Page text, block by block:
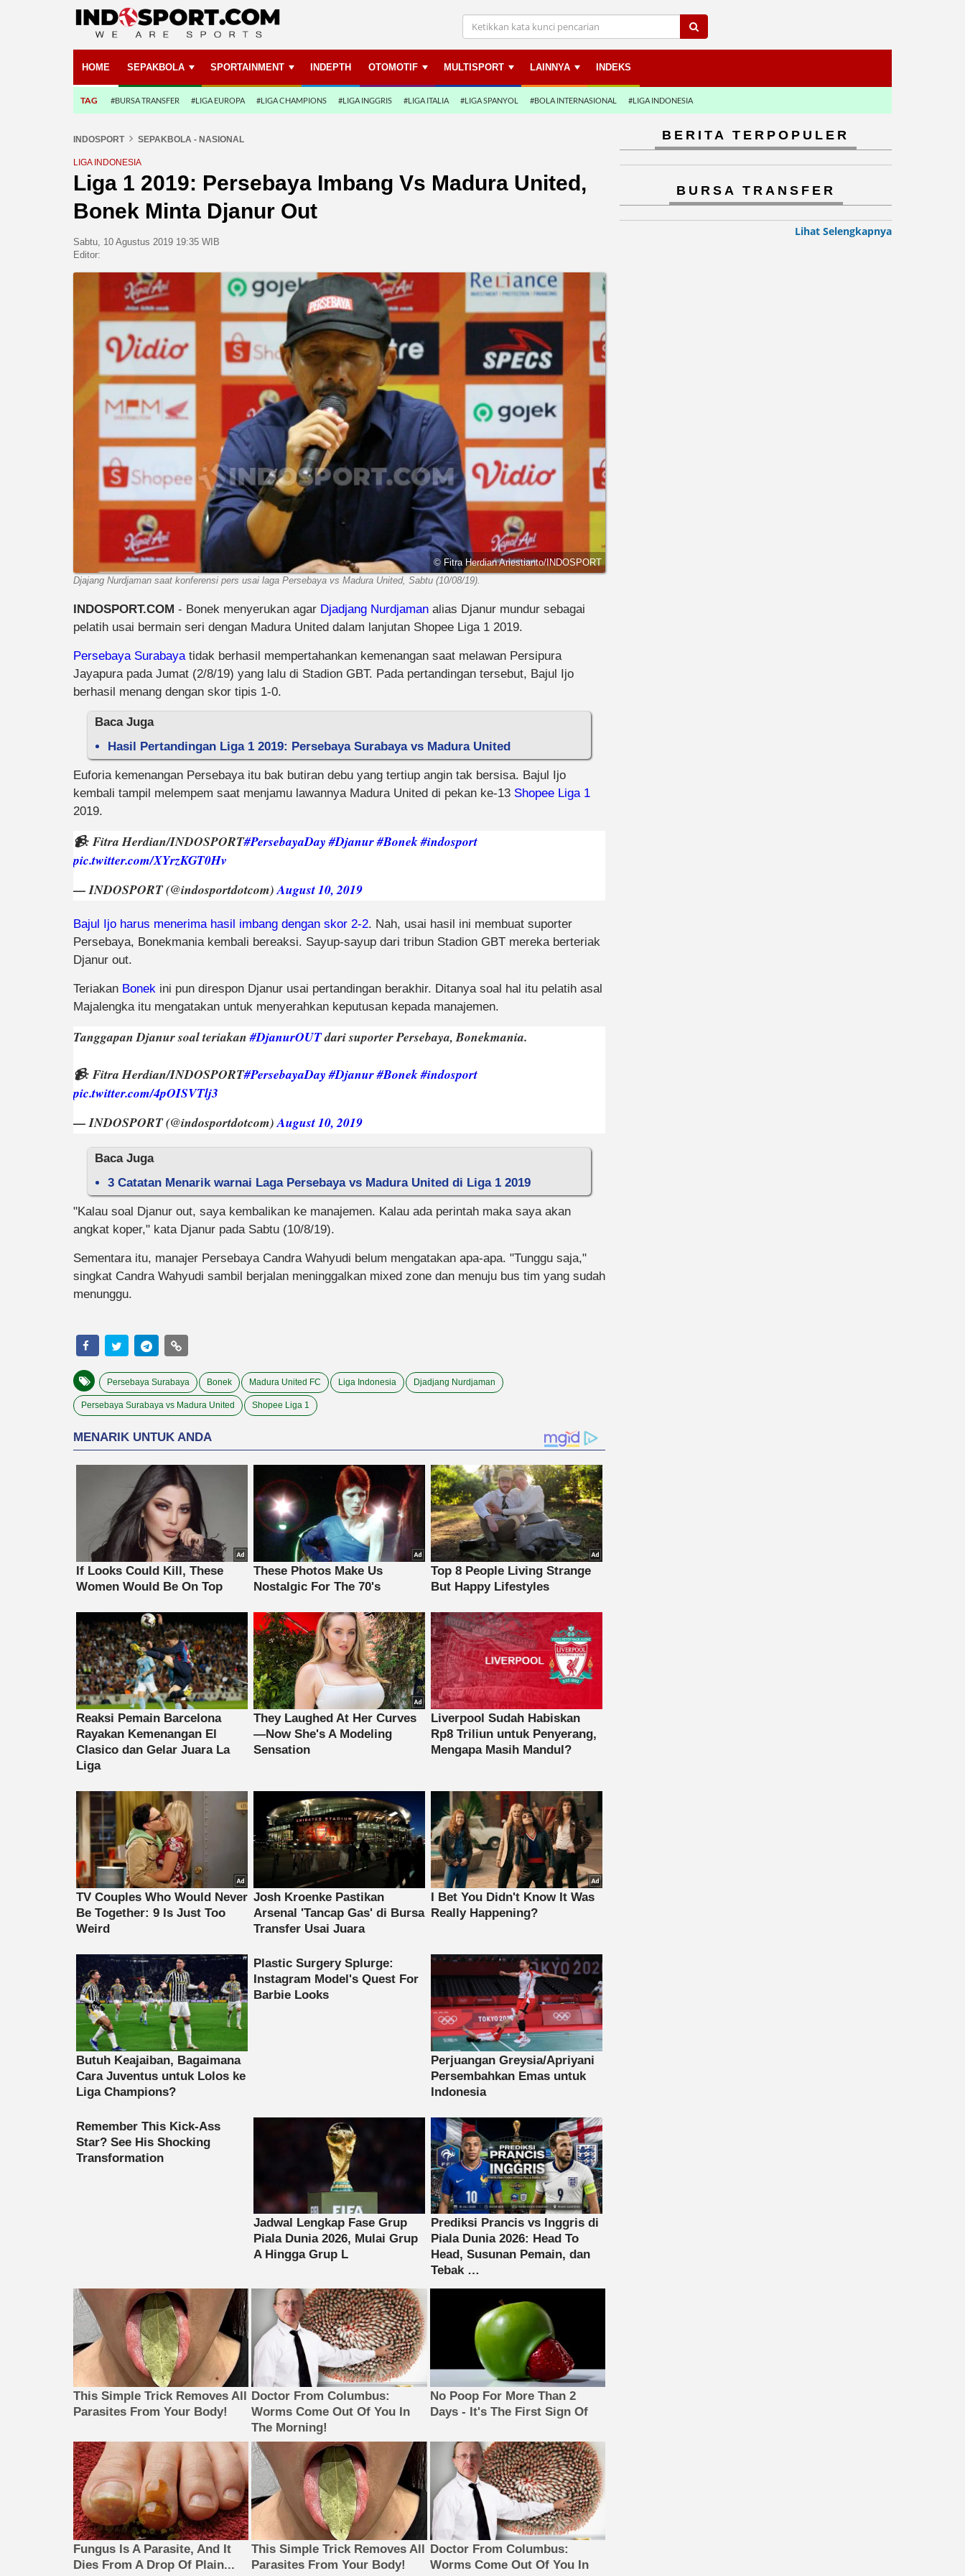
HOME SEPAKBOLA SPORTAINMENT INDEPTH OTOMOTIF MULTISPORT LAINNYA INDEKS
TAG #BURSA TRANSFER #LIGA EUROPA #LIGA CHAMPIONS #LIGA INGGRIS #LIGA ITALIA #LIGA SPANYOL #BOLA INTERNASIONAL #LIGA INDONESIA
INDOSPORT SEPAKBOLA - NASIONAL
LIGA INDONESIA
Liga 1 2019: Persebaya Imbang Vs Madura United,
Bonek Minta Djanur Out
Sabtu, 10 Agustus 2019 19:35 WIB
Editor:
© Fitra Herdian Ariestianto/INDOSPORT
Djajang Nurdjaman saat konferensi pers usai laga Persebaya vs Madura United, Sabtu (10/08/19).
INDOSPORT.COM - Bonek menyerukan agar Djadjang Nurdjaman alias Djanur mundur sebagai
pelatih usai bermain seri dengan Madura United dalam lanjutan Shopee Liga 1 2019.
Persebaya Surabayatidak berhasil mempertahankan kemenangan saat melawan Persipura
Jayapura pada Jumat (2/8/19) yang lalu di Stadion GBT. Pada pertandingan tersebut, Bajul Ijo
berhasil menang dengan skor tipis 1-0.
Baca Juga
Hasil Pertandingan Liga 1 2019: Persebaya Surabaya vs Madura United
Euforia kemenangan Persebaya itu bak butiran debu yang tertiup angin tak bersisa. Bajul Ijo
kembali tampil melempem saat menjamu lawannya Madura United di pekan ke-13 Shopee Liga 1
2019.
📹: Fitra Herdian/INDOSPORT#PersebayaDay #Djanur#Bonek#indosport
pic.twitter.com/XYrzKGT0Hv
— INDOSPORT (@indosportdotcom)August 10, 2019
Bajul Ijo harus menerima hasil imbang dengan skor 2-2. Nah, usai hasil ini membuat suporter
Persebaya, Bonekmania kembali bereaksi. Sayup-sayup dari tribun Stadion GBT mereka berteriak
Djanur out.
Teriakan Bonek ini pun direspon Djanur usai pertandingan berakhir. Ditanya soal hal itu pelatih asal
Majalengka itu mengatakan untuk menyerahkan keputusan kepada manajemen.
Tanggapan Djanur soal teriakan#DjanurOUTdari suporter Persebaya, Bonekmania.
📹: Fitra Herdian/INDOSPORT#PersebayaDay #Djanur#Bonek#indosport
pic.twitter.com/4pOISVTlj3
— INDOSPORT (@indosportdotcom)August 10, 2019
Baca Juga
3 Catatan Menarik warnai Laga Persebaya vs Madura United di Liga 1 2019
"Kalau soal Djanur out, saya kembalikan ke manajemen. Kalau ada perintah maka saya akan
angkat koper," kata Djanur pada Sabtu (10/8/19).
Sementara itu, manajer Persebaya Candra Wahyudi belum mengatakan apa-apa. "Tunggu saja,"
singkat Candra Wahyudi sambil berjalan meninggalkan mixed zone dan menuju bus tim yang sudah
menunggu.
Persebaya Surabaya Bonek Madura United FC Liga Indonesia Djadjang Nurdjaman
Persebaya Surabaya vs Madura United Shopee Liga 1
This Simple Trick Removes All
Parasites From Your Body!
Doctor From Columbus:
Worms Come Out Of You In
The Morning!
No Poop For More Than 2
Days - It's The First Sign Of
Fungus Is A Parasite, And It
Dies From A Drop Of Plain...
This Simple Trick Removes All
Parasites From Your Body!
Doctor From Columbus:
Worms Come Out Of You In
BERITA TERPOPULER
BURSA TRANSFER
Lihat Selengkapnya